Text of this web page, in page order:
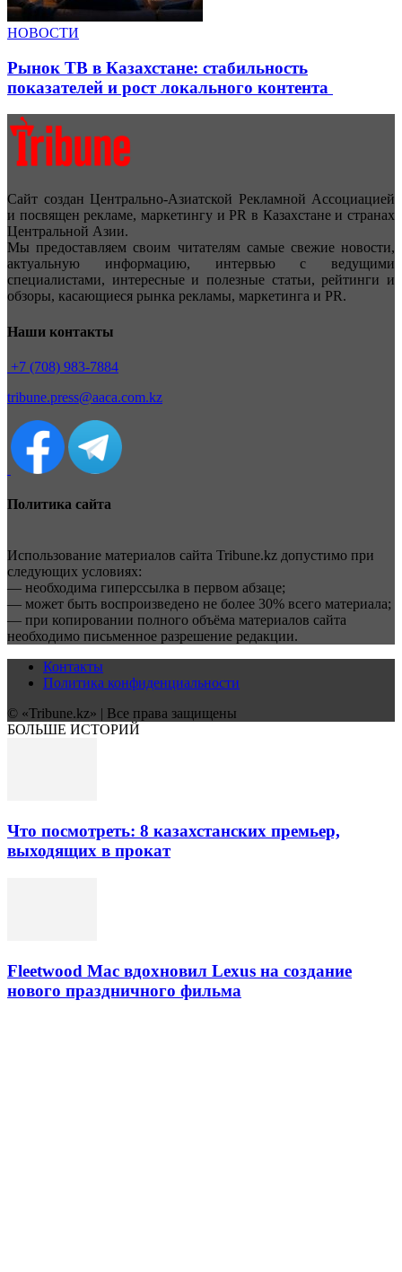
НОВОСТИ
Рынок ТВ в Казахстане: стабильность
показателей и рост локального контента
Сайт создан Центрально-Азиатской Рекламной Ассоциацией
и посвящен рекламе, маркетингу и PR в Казахстане и странах
Центральной Азии.
Мы предоставляем своим читателям самые свежие новости,
актуальную информацию, интервью с ведущими
специалистами, интересные и полезные статьи, рейтинги и
обзоры, касающиеся рынка рекламы, маркетинга и PR.
Наши контакты
+7 (708) 983-7884
tribune.press@aaca.com.kz
Политика сайта
Использование материалов сайта Tribune.kz допустимо при
следующих условиях:
— необходима гиперссылка в первом абзаце;
— может быть воспроизведено не более 30% всего материала;
— при копировании полного объёма материалов сайта
необходимо письменное разрешение редакции.
Контакты
Политика конфиденциальности
© «Tribune.kz» | Все права защищены
БОЛЬШЕ ИСТОРИЙ
Что посмотреть: 8 казахстанских премьер,
выходящих в прокат
Fleetwood Mac вдохновил Lexus на создание
нового праздничного фильма